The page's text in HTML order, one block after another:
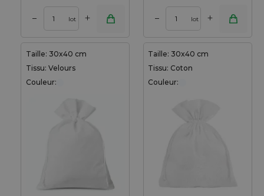
– lot + – lot +
Taille: 30x40 cm
Tissu: Velours
Couleur:
Taille: 30x40 cm
Tissu: Coton
Couleur: